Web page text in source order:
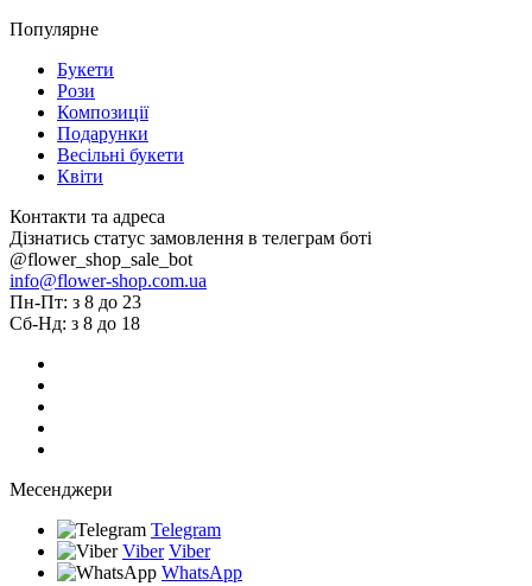
Популярне
Букети
Рози
Композиції
Подарунки
Весільні букети
Квіти
Контакти та адреса
Дізнатись статус замовлення в телеграм боті
@flower_shop_sale_bot
info@flower-shop.com.ua
Пн-Пт: з 8 до 23
Сб-Нд: з 8 до 18
Месенджери
Telegram
Viber Viber
WhatsApp